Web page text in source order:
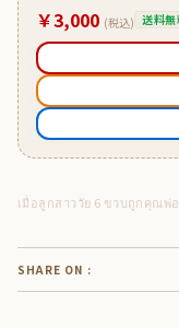
￥3,000 (税込) 送料無
เมื่อลูกสาววัย 6 ขวบถูกคุณ
SHARE ON :